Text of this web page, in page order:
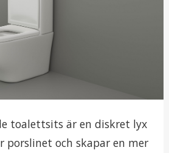
toalettsits är en diskret lyx
porslinet och skapar en mer